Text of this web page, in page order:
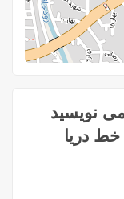
نویسید
متری در خط دریا